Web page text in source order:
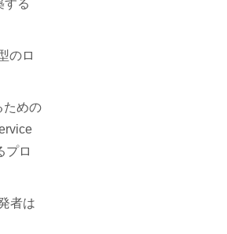
する
のロ
ための
プロ
者は